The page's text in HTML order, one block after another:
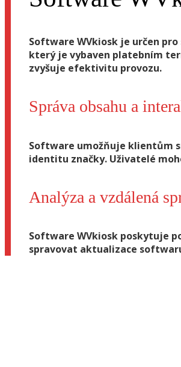
Software WVkiosk je určen
který je vybaven platebním
zvyšuje efektivitu provozu.
Správa obsahu a
Software umožňuje klientům
identitu značky. Uživatelé
Analýza a vzdálená
Software WVkiosk poskytuje
spravovat aktualizace